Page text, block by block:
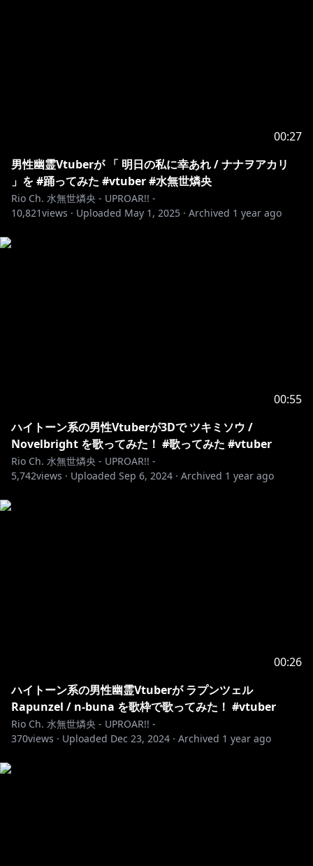
https://hololivepro.com/request-to-minors/
00:27
男性幽霊Vtuberが 「 明日の私に幸あれ / ナナヲアカリ
」を #踊ってみた #vtuber #水無世燐央
Rio Ch. 水無世燐央 - UPROAR!! -
10,821views · Uploaded May 1, 2025 · Archived 1 year ago
00:55
ハイトーン系の男性Vtuberが3Dで ツキミソウ /
Novelbright を歌ってみた！ #歌ってみた #vtuber
Rio Ch. 水無世燐央 - UPROAR!! -
5,742views · Uploaded Sep 6, 2024 · Archived 1 year ago
00:26
ハイトーン系の男性幽霊Vtuberが ラプンツェル
Rapunzel / n-buna を歌枠で歌ってみた！ #vtuber
Rio Ch. 水無世燐央 - UPROAR!! -
370views · Uploaded Dec 23, 2024 · Archived 1 year ago